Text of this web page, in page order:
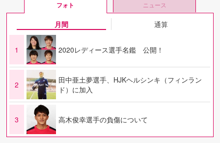
フォト ニュース
月間 通算
1 2020レディース選手名鑑 公開！
2
田中亜土夢選手、HJKヘルシンキ（フィンラン
ド）に加入
3 高木俊幸選手の負傷について